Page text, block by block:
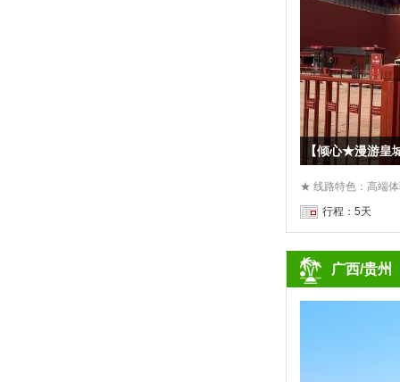
【倾心★漫游皇
行程：5天
广西/贵州